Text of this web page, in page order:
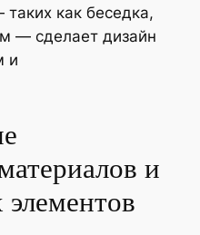
как беседка,
— сделает дизайн
и
и